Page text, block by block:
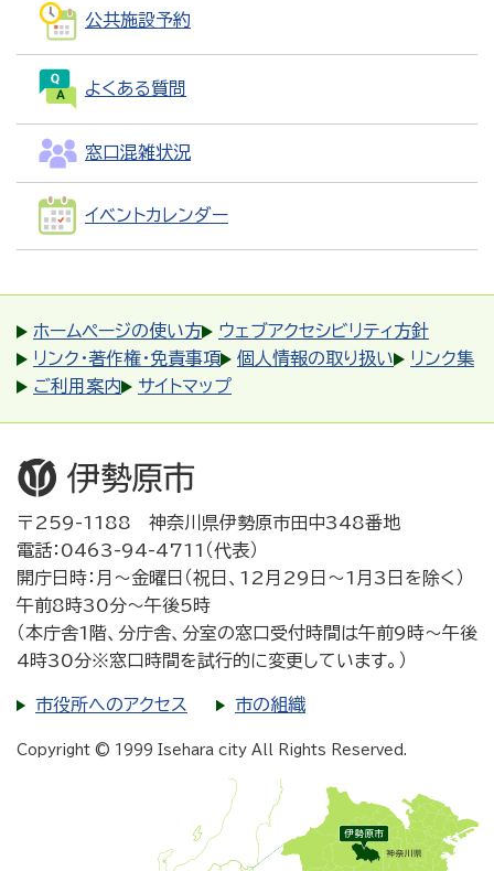
公共施設予約
よくある質問
窓口混雑状況
イベントカレンダー
ホームページの使い方
ウェブアクセシビリティ方針
リンク・著作権・免責事項
個人情報の取り扱い
リンク集
ご利用案内
サイトマップ
〒259-1188 神奈川県伊勢原市田中348番地
電話：0463-94-4711（代表）
開庁日時：月～金曜日（祝日、12月29日～1月3日を除く）
午前8時30分～午後5時
（本庁舎1階、分庁舎、分室の窓口受付時間は午前9時～午後
4時30分※窓口時間を試行的に変更しています。）
市役所へのアクセス 市の組織
Copyright © 1999 Isehara city All Rights Reserved.